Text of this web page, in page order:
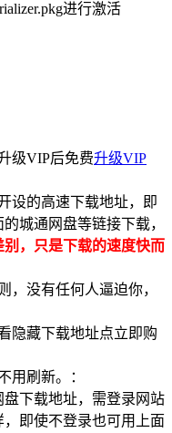
进行激活
级VIP后免费升级VIP
设的高速下载地址，即
城通网盘等链接下载，
，只是下载的速度快而
，没有任何人逼迫你，
隐藏下载地址点立即购
用刷新。：
下载地址，需登录网站
即使不登录也可用上面